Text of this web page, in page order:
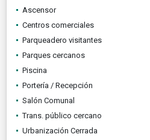
Ascensor
Centros comerciales
Parqueadero visitantes
Parques cercanos
Piscina
Portería / Recepción
Salón Comunal
Trans. público cercano
Urbanización Cerrada